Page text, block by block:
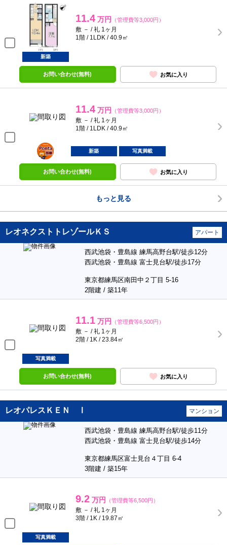
11.4 万円 （管理費等3,000円）
敷 － / 礼 1ヶ月
1階 / 1LDK / 40.9㎡
新築
お問い合わせ(無料) お気に入り
11.4 万円 （管理費等3,000円）
敷 － / 礼 1ヶ月
1階 / 1LDK / 40.9㎡
ポンタ
部屋
新築 写真満載
お問い合わせ(無料) お気に入り
もっと見る
レオネクストトレゾールＫＳ アパート
西武池袋・豊島線 練馬高野台駅/徒歩12分
西武池袋・豊島線 富士見台駅/徒歩17分
東京都練馬区南田中２丁目 5-16
2階建 / 築11年
11.1 万円 （管理費等6,500円）
敷 － / 礼 1ヶ月
2階 / 1K / 23.84㎡
写真満載
お問い合わせ(無料) お気に入り
レオパレスＫＥＮ Ⅰ マンション
西武池袋・豊島線 練馬高野台駅/徒歩11分
西武池袋・豊島線 富士見台駅/徒歩14分
東京都練馬区富士見台４丁目 6-4
3階建 / 築15年
9.2 万円 （管理費等6,500円）
敷 － / 礼 1ヶ月
3階 / 1K / 19.87㎡
写真満載